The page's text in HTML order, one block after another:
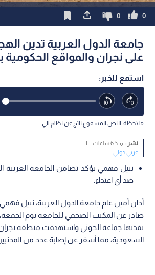
0
0
جامعة الدول العربية تدين
على نجران والمواقع الحكومية
استمع للخبر:
ملاحظة: النص المسموع ناتج عن نظام آلي
نشر : منذ 6 ساعات
|
عربي دولي
نبيل فهمي يؤكد تضامن الجامعة العربية
ضد أي اعتداء.
أدان أمين عام جامعة الدول العربية، نبيل
صادر عن المكتب الصحفي للجامعة يوم
نفذتها جماعة الحوثي واستهدفت منطقة نجران
السعودية، مما أسفر عن إصابة عدد من